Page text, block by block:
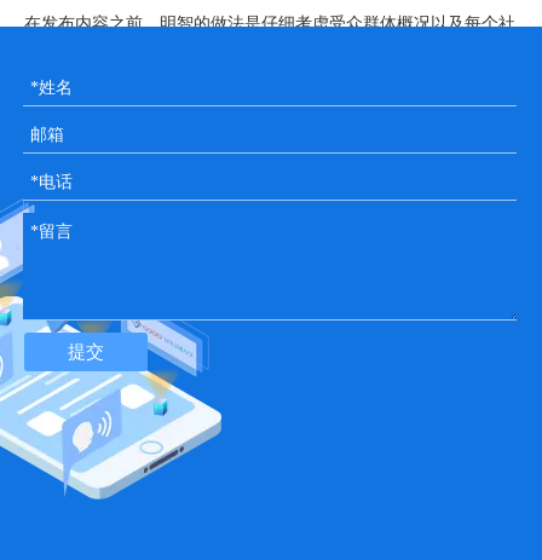
在发布内容之前，明智的做法是仔细考虑受众群体概况以及每个社
户，因此非常适合共享与新闻或娱乐或有趣的视频相关的内容。
LinkedIn是发布吸引B2B受众的内容的理想渠道。同样，高质量的
图像和视频在Instagram上效果很好。这是一个高度视觉化的社交渠
量。
在The Collective上查看此信息图，以了解顶级社交网络的不同性
最后，保持每个平台上理想的帖子发布频率非常重要。 ThePixel分
享了这个有趣的图表，显示了您何时应该在这些社交渠道上分享内
容。
清楚了解这些平台对于通过社交媒体策略获得成功至关重要。因
此，请确保您在每个频道上分享的内容都能反映出其交流风格并引
起听众共鸣
提交